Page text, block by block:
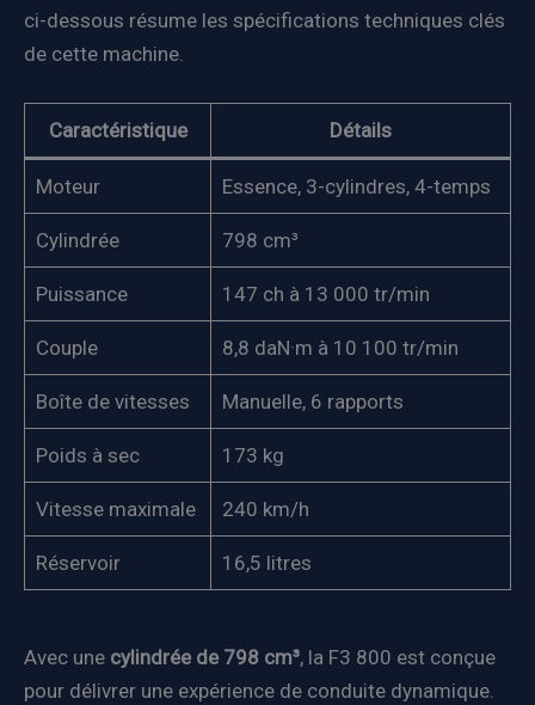
ci-dessous résume les spécifications techniques clés
de cette machine.
Caractéristique Détails
Moteur Essence, 3-cylindres, 4-temps
Cylindrée 798 cm³
Puissance 147 ch à 13 000 tr/min
Couple 8,8 daN·m à 10 100 tr/min
Boîte de vitesses Manuelle, 6 rapports
Poids à sec 173 kg
Vitesse maximale 240 km/h
Réservoir 16,5 litres
Avec une cylindrée de 798 cm³, la F3 800 est conçue
pour délivrer une expérience de conduite dynamique.